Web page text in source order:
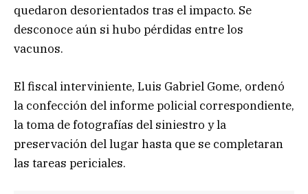
quedaron desorientados tras el impacto. Se
desconoce aún si hubo pérdidas entre los
vacunos.
El fiscal interviniente, Luis Gabriel Gome, ordenó
la confección del informe policial correspondiente,
la toma de fotografías del siniestro y la
preservación del lugar hasta que se completaran
las tareas periciales.